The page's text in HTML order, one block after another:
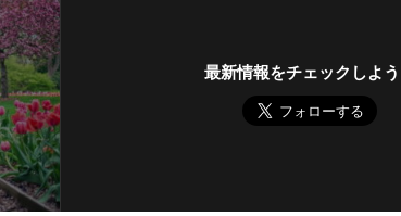
最新情報をチェックしよ